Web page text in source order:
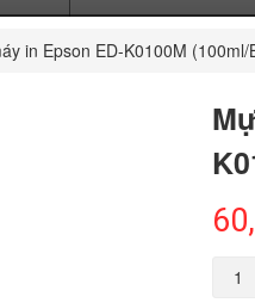
in Epson ED-K0100M (100ml/